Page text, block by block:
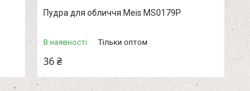
Пудра для обличчя Meis MS0179P
В наявності Тільки оптом
36 ₴